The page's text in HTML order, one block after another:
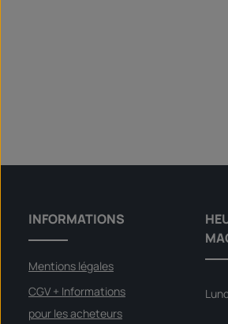
INFORMATIONS
Mentions légales
CGV + Informations
pour les acheteurs